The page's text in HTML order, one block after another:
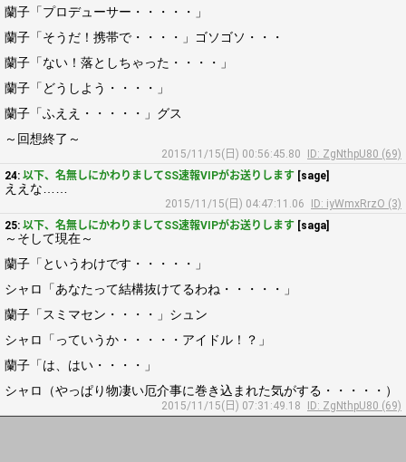
蘭子「プロデューサー・・・・・」
蘭子「そうだ！携帯で・・・・」ゴソゴソ・・・
蘭子「ない！落としちゃった・・・・」
蘭子「どうしよう・・・・」
蘭子「ふええ・・・・・」グス
～回想終了～
2015/11/15(日) 00:56:45.80
ID: ZgNthpU80 (69)
24: 以下、名無しにかわりましてSS速報VIPがお送りします [sage]
ええな……
2015/11/15(日) 04:47:11.06
ID: iyWmxRrzO (3)
25: 以下、名無しにかわりましてSS速報VIPがお送りします [saga]
～そして現在～
蘭子「というわけです・・・・・」
シャロ「あなたって結構抜けてるわね・・・・・」
蘭子「スミマセン・・・・」シュン
シャロ「っていうか・・・・・アイドル！？」
蘭子「は、はい・・・・」
シャロ（やっぱり物凄い厄介事に巻き込まれた気がする・・・・・）
2015/11/15(日) 07:31:49.18 ID: ZgNthpU80 (69)